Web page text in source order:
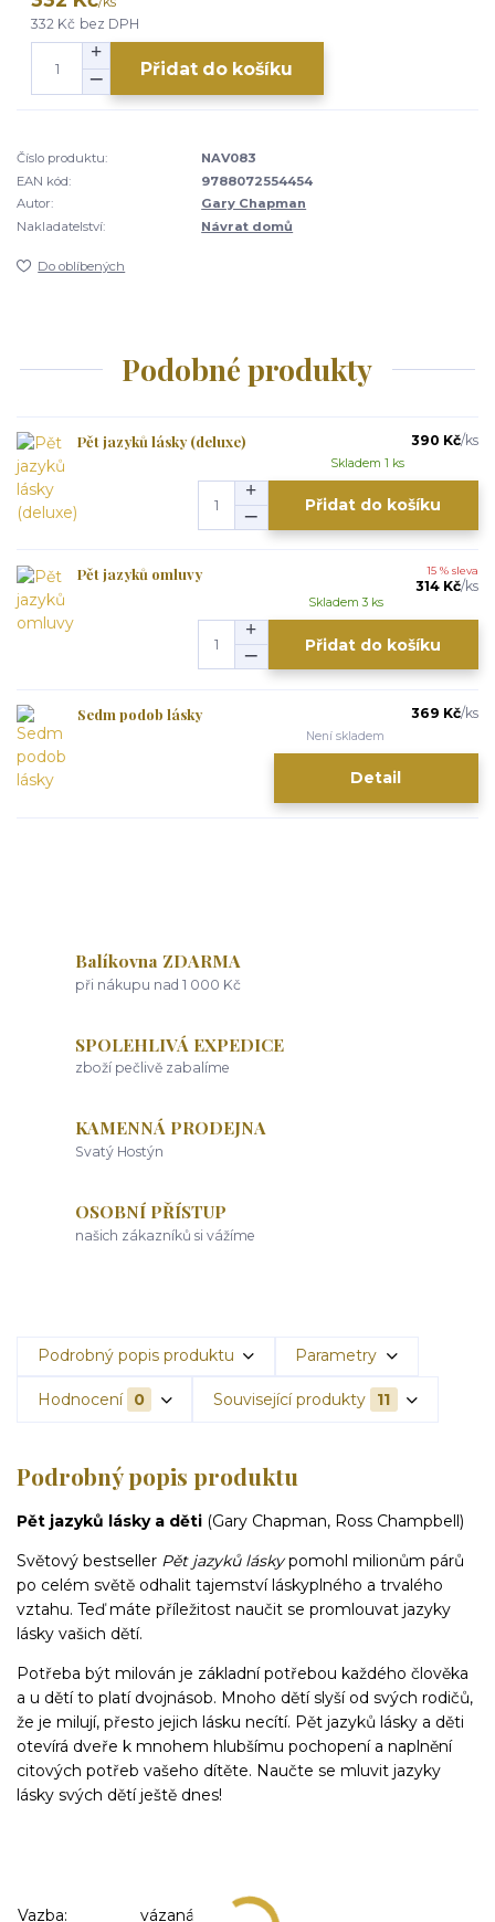
332 Kč bez DPH
Přidat do košíku
Číslo produktu:
NAV083
EAN kód:
9788072554454
Autor:
Gary Chapman
Nakladatelství:
Návrat domů
Do oblíbených
Podobné produkty
Pět jazyků lásky (deluxe) 390 Kč/ks
Skladem 1 ks
Přidat do košíku
Pět jazyků omluvy 15 % sleva
314 Kč/ks
Skladem 3 ks
Přidat do košíku
Sedm podob lásky 369 Kč/ks
Není skladem
Detail
Balíkovna ZDARMA
při nákupu nad 1 000 Kč
SPOLEHLIVÁ EXPEDICE
zboží pečlivě zabalíme
KAMENNÁ PRODEJNA
Svatý Hostýn
OSOBNÍ PŘÍSTUP
našich zákazníků si vážíme
Podrobný popis produktu Parametry
Hodnocení 0 Související produkty 11
Podrobný popis produktu
Pět jazyků lásky a děti (Gary Chapman, Ross Champbell)
Světový bestseller Pět jazyků láskypomohl milionům párů
po celém světě odhalit tajemství láskyplného a trvalého
vztahu. Teď máte příležitost naučit se promlouvat jazyky
lásky vašich dětí.
Potřeba být milován je základní potřebou každého člověka
a u dětí to platí dvojnásob. Mnoho dětí slyší od svých rodičů,
že je milují, přesto jejich lásku necítí. Pět jazyků lásky a děti
otevírá dveře k mnohem hlubšímu pochopení a naplnění
citových potřeb vašeho dítěte. Naučte se mluvit jazyky
lásky svých dětí ještě dnes!
Vazba: vázaná